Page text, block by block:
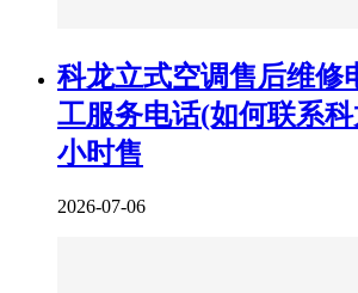
科龙立式空调售后维修
工服务电话(如何联系
小时售
2026-07-06